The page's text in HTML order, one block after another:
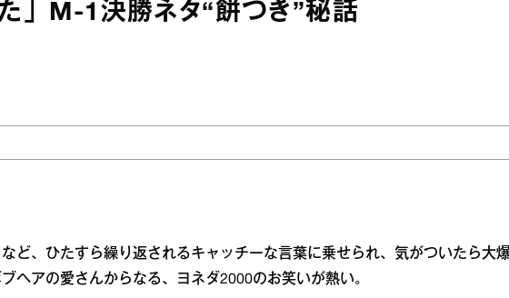
」 M‐1決勝ネタ“餅つき”秘話
ど、ひたすら繰り返されるキャッチーな言葉に乗せられ、気がついたら大
ヘアの愛さんからなる、ヨネダ2000のお笑いが熱い。